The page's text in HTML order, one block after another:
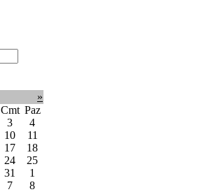
»
Cmt Paz
3
4
10
11
17
18
24
25
31
1
7 8